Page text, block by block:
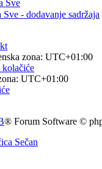
Sve
- dodavanje sadržaja
zona: UTC+01:00
UTC+01:00
® Forum Software ©
Sečan